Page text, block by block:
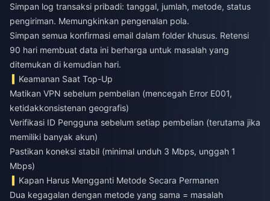
Simpan log transaksi pribadi: tanggal, jumlah, metode, status
pengiriman. Memungkinkan pengenalan pola.
Simpan semua konfirmasi email dalam folder khusus. Retensi
90 hari membuat data ini berharga untuk masalah yang
ditemukan di kemudian hari.
Keamanan Saat Top-Up
Matikan VPN sebelum pembelian (mencegah Error E001,
ketidakkonsistenan geografis)
Verifikasi ID Pengguna sebelum setiap pembelian (terutama jika
memiliki banyak akun)
Pastikan koneksi stabil (minimal unduh 3 Mbps, unggah 1
Mbps)
Kapan Harus Mengganti Metode Secara Permanen
Dua kegagalan dengan metode yang sama = masalah